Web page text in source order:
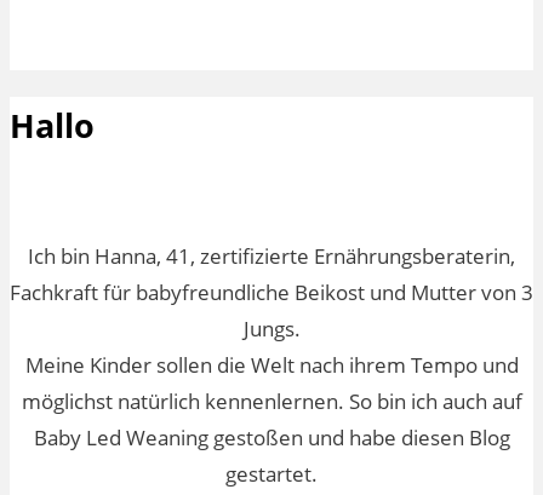
Hallo
Ich bin Hanna, 41, zertifizierte Ernährungsberaterin,
Fachkraft für babyfreundliche Beikost und Mutter von 3
Jungs.
Meine Kinder sollen die Welt nach ihrem Tempo und
möglichst natürlich kennenlernen. So bin ich auch auf
Baby Led Weaning gestoßen und habe diesen Blog
gestartet.